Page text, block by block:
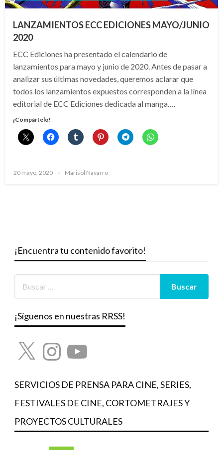
LANZAMIENTOS ECC EDICIONES MAYO/JUNIO
2020
ECC Ediciones ha presentado el calendario de
lanzamientos para mayo y junio de 2020. Antes de pasar a
analizar sus últimas novedades, queremos aclarar que
todos los lanzamientos expuestos corresponden a la línea
editorial de ECC Ediciones dedicada al manga….
¡Compártelo!
Publicado
20 mayo, 2020 Marisol Navarro
¡Encuentra tu contenido favorito!
¡Síguenos en nuestras RRSS!
X InstagramYouTube
SERVICIOS DE PRENSA PARA CINE, SERIES,
FESTIVALES DE CINE, CORTOMETRAJES Y
PROYECTOS CULTURALES